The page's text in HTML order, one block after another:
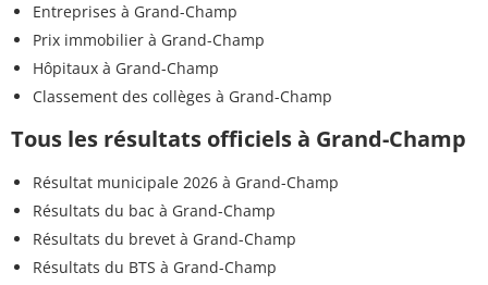
Entreprises à Grand-Champ
Prix immobilier à Grand-Champ
Hôpitaux à Grand-Champ
Classement des collèges à Grand-Champ
Tous les résultats officiels à Grand-Champ
Résultat municipale 2026 à Grand-Champ
Résultats du bac à Grand-Champ
Résultats du brevet à Grand-Champ
Résultats du BTS à Grand-Champ